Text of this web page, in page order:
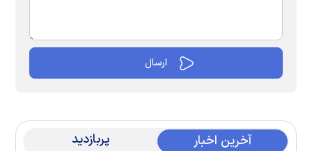
آخرین اخبار پربازدید